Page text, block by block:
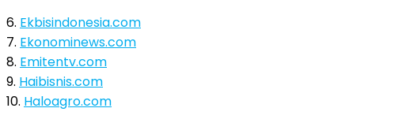
6. Ekbisindonesia.com
7. Ekonominews.com
8. Emitentv.com
9. Haibisnis.com
10. Haloagro.com